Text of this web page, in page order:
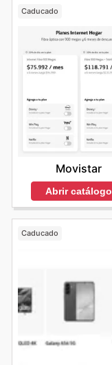
Caducado
Movistar
Abrir catálogo
Caducado